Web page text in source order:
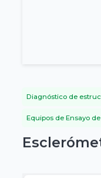
Diagnóstico de
Equipos de Ensayo